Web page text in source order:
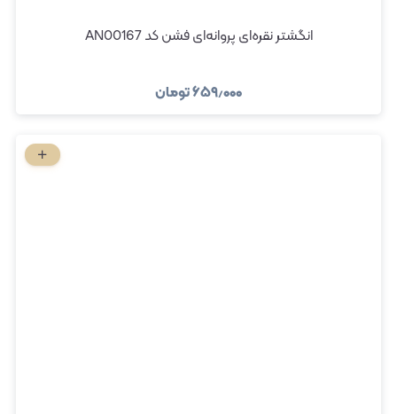
انگشتر نقره‌ای پروانه‌ای فشن کد AN00167
۶۵۹٫۰۰۰تومان